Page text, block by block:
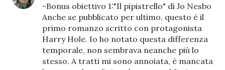
-Bonus obiettivo 1:"Il pipistrello" di Jo Nesbo
Anche se pubblicato per ultimo, questo è il
primo romanzo scritto con protagonista
Harry Hole. Io ho notato questa differenza
temporale, non sembrava neanche più lo
stesso. A tratti mi sono annoiata, è mancata